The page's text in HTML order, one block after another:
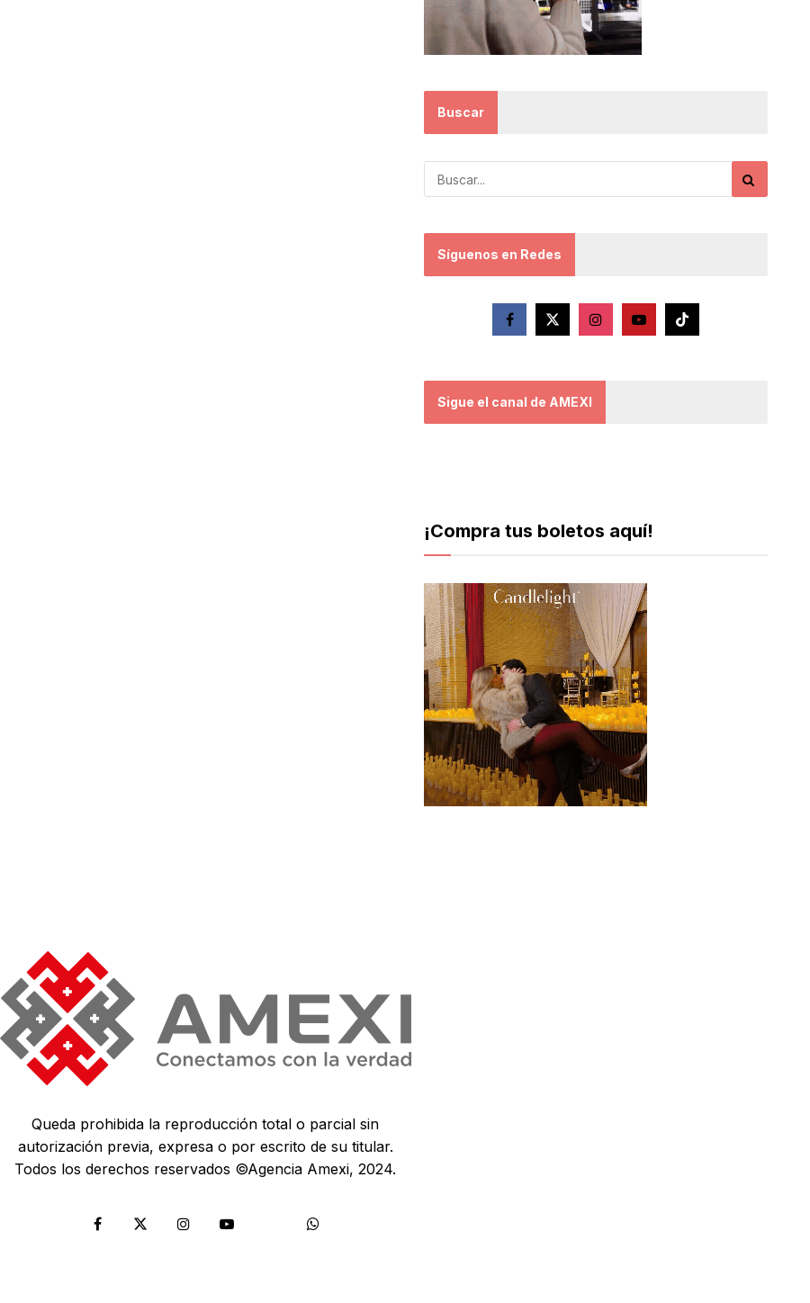
Buscar
Síguenos en Redes
Sigue el canal de AMEXI
¡Compra tus boletos aquí!
Queda prohibida la reproducción total o parcial sin
autorización previa, expresa o por escrito de su titular.
Todos los derechos reservados ©Agencia Amexi, 2024.